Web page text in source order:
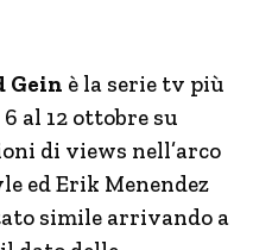
Gein è la serie tv più
al 12 ottobre su
di views nell’arco
ed Erik Menendez
simile arrivando a